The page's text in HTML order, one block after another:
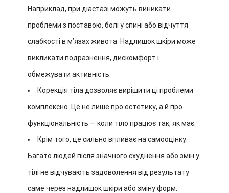
Наприклад, при діастазі можуть виникати
проблеми з поставою, болі у спині або відчуття
слабкості в м’язах живота. Надлишок шкіри може
викликати подразнення, дискомфорт і
обмежувати активність.
Корекція тіла дозволяє вирішити ці проблеми
комплексно. Це не лише про естетику, а й про
функціональність — коли тіло працює так, як має.
Крім того, це сильно впливає на самооцінку.
Багато людей після значного схуднення або змін у
тілі не відчувають задоволення від результату
саме через надлишок шкіри або зміну форм.